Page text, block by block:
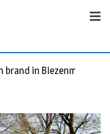
brand in Biezenmortel,